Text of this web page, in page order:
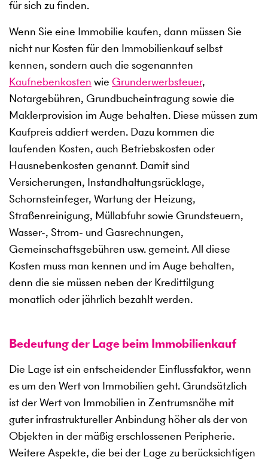
für sich zu finden.
Wenn Sie eine Immobilie kaufen, dann müssen Sie
nicht nur Kosten für den Immobilienkauf selbst
kennen, sondern auch die sogenannten
Kaufnebenkosten wie Grunderwerbsteuer,
Notargebühren, Grundbucheintragung sowie die
Maklerprovision im Auge behalten. Diese müssen zum
Kaufpreis addiert werden. Dazu kommen die
laufenden Kosten, auch Betriebskosten oder
Hausnebenkosten genannt. Damit sind
Versicherungen, Instandhaltungsrücklage,
Schornsteinfeger, Wartung der Heizung,
Straßenreinigung, Müllabfuhr sowie Grundsteuern,
Wasser-, Strom- und Gasrechnungen,
Gemeinschaftsgebühren usw. gemeint. All diese
Kosten muss man kennen und im Auge behalten,
denn die sie müssen neben der Kredittilgung
monatlich oder jährlich bezahlt werden.
Bedeutung der Lage beim Immobilienkauf
Die Lage ist ein entscheidender Einflussfaktor, wenn
es um den Wert von Immobilien geht. Grundsätzlich
ist der Wert von Immobilien in Zentrumsnähe mit
guter infrastruktureller Anbindung höher als der von
Objekten in der mäßig erschlossenen Peripherie.
Weitere Aspekte, die bei der Lage zu berücksichtigen